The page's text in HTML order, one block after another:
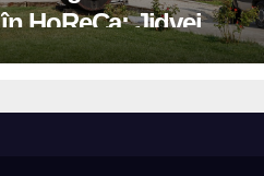
în HoReCa: Jidvei
transformă terasele în